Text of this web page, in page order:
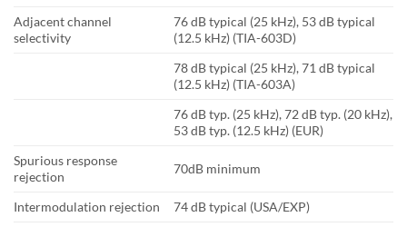
Adjacent channel
selectivity
76 dB typical (25 kHz), 53 dB typical
(12.5 kHz) (TIA-603D)
78 dB typical (25 kHz), 71 dB typical
(12.5 kHz) (TIA-603A)
76 dB typ. (25 kHz), 72 dB typ. (20 kHz),
53 dB typ. (12.5 kHz) (EUR)
Spurious response
rejection
70dB minimum
Intermodulation rejection
74 dB typical (USA/EXP)